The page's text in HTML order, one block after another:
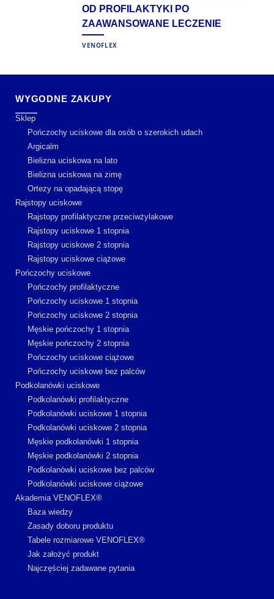
OD PROFILAKTYKI PO
ZAAWANSOWANE LECZENIE
VENOFLEX
WYGODNE ZAKUPY
Sklep
Pończochy uciskowe dla osób o szerokich udach
Argicalm
Bielizna uciskowa na lato
Bielizna uciskowa na zimę
Ortezy na opadającą stopę
Rajstopy uciskowe
Rajstopy profilaktyczne przeciwżylakowe
Rajstopy uciskowe 1 stopnia
Rajstopy uciskowe 2 stopnia
Rajstopy uciskowe ciążowe
Pończochy uciskowe
Pończochy profilaktyczne
Pończochy uciskowe 1 stopnia
Pończochy uciskowe 2 stopnia
Męskie pończochy 1 stopnia
Męskie pończochy 2 stopnia
Pończochy uciskowe ciążowe
Pończochy uciskowe bez palców
Podkolanówki uciskowe
Podkolanówki profilaktyczne
Podkolanówki uciskowe 1 stopnia
Podkolanówki uciskowe 2 stopnia
Męskie podkolanówki 1 stopnia
Męskie podkolanówki 2 stopnia
Podkolanówki uciskowe bez palców
Podkolanówki uciskowe ciążowe
Akademia VENOFLEX®
Baza wiedzy
Zasady doboru produktu
Tabele rozmiarowe VENOFLEX®
Jak założyć produkt
Najczęściej zadawane pytania